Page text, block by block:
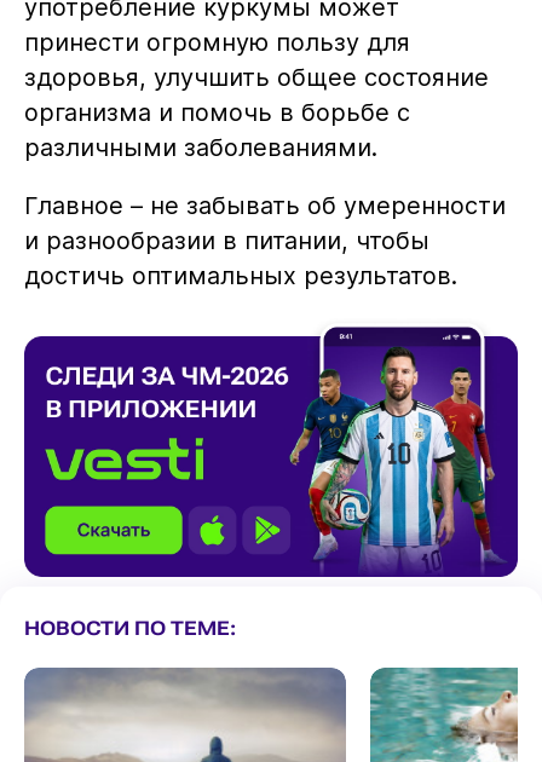
употребление куркумы может
принести огромную пользу для
здоровья, улучшить общее состояние
организма и помочь в борьбе с
различными заболеваниями.
Главное – не забывать об умеренности
и разнообразии в питании, чтобы
достичь оптимальных результатов.
НОВОСТИ ПО ТЕМЕ: